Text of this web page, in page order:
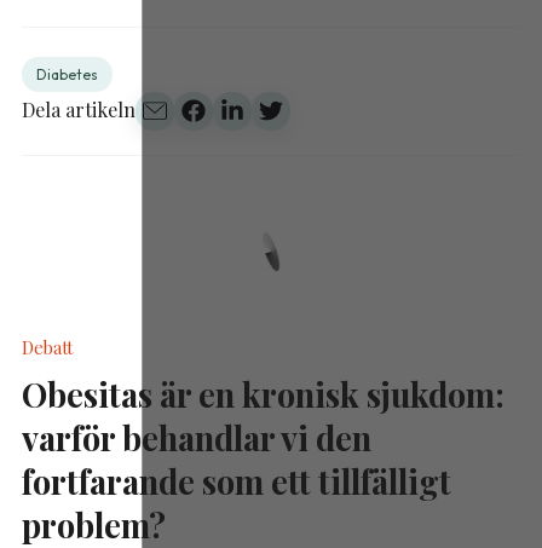
Diabetes
Dela artikeln
Debatt
Obesitas är en kronisk sjukdom:
varför behandlar vi den
fortfarande som ett tillfälligt
problem?